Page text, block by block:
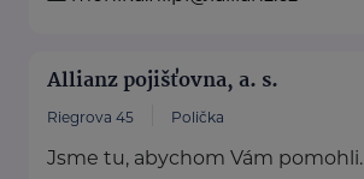
Allianz pojišťovna, a. s.
Riegrova 45 Polička
Jsme tu, abychom Vám pomohli.